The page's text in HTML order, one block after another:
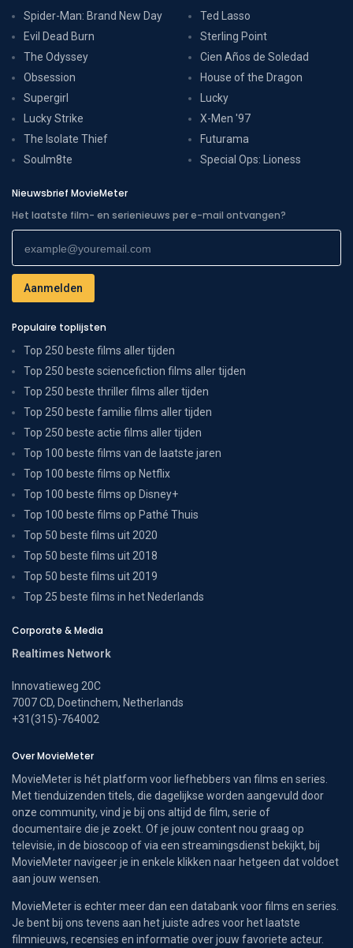
Spider-Man: Brand New Day
Evil Dead Burn
The Odyssey
Obsession
Supergirl
Lucky Strike
The Isolate Thief
Soulm8te
Ted Lasso
Sterling Point
Cien Años de Soledad
House of the Dragon
Lucky
X-Men '97
Futurama
Special Ops: Lioness
Nieuwsbrief MovieMeter
Het laatste film- en serienieuws per e-mail ontvangen?
Populaire toplijsten
Top 250 beste films aller tijden
Top 250 beste sciencefiction films aller tijden
Top 250 beste thriller films aller tijden
Top 250 beste familie films aller tijden
Top 250 beste actie films aller tijden
Top 100 beste films van de laatste jaren
Top 100 beste films op Netflix
Top 100 beste films op Disney+
Top 100 beste films op Pathé Thuis
Top 50 beste films uit 2020
Top 50 beste films uit 2018
Top 50 beste films uit 2019
Top 25 beste films in het Nederlands
Corporate & Media
Realtimes Network
Innovatieweg 20C
7007 CD, Doetinchem, Netherlands
+31(315)-764002
Over MovieMeter
MovieMeter is hét platform voor liefhebbers van films en series.
Met tienduizenden titels, die dagelijkse worden aangevuld door
onze community, vind je bij ons altijd de film, serie of
documentaire die je zoekt. Of je jouw content nou graag op
televisie, in de bioscoop of via een streamingsdienst bekijkt, bij
MovieMeter navigeer je in enkele klikken naar hetgeen dat voldoet
aan jouw wensen.
MovieMeter is echter meer dan een databank voor films en series.
Je bent bij ons tevens aan het juiste adres voor het laatste
filmnieuws, recensies en informatie over jouw favoriete acteur.